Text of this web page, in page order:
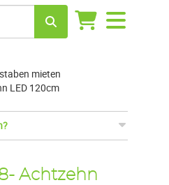
Navigation
umschalten
mieten
LED 120cm
Achtzehn